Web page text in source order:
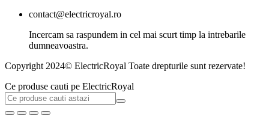
contact@electricroyal.ro
Incercam sa raspundem in cel mai scurt timp la intrebarile
dumneavoastra.
Copyright 2024© ElectricRoyal Toate drepturile sunt rezervate!
Ce produse cauti pe ElectricRoyal